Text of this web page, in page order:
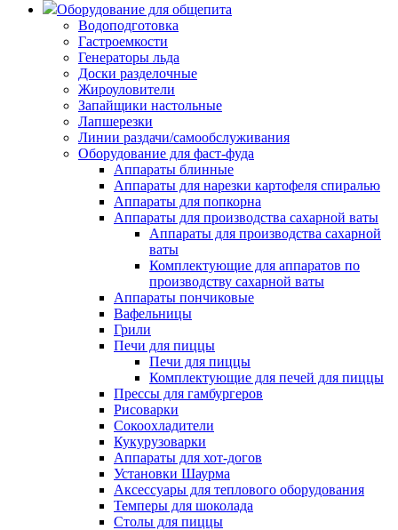
Оборудование для общепита
Водоподготовка
Гастроемкости
Генераторы льда
Доски разделочные
Жироуловители
Запайщики настольные
Лапшерезки
Линии раздачи/самообслуживания
Оборудование для фаст-фуда
Аппараты блинные
Аппараты для нарезки картофеля спиралью
Аппараты для попкорна
Аппараты для производства сахарной ваты
Аппараты для производства сахарной
ваты
Комплектующие для аппаратов по
производству сахарной ваты
Аппараты пончиковые
Вафельницы
Грили
Печи для пиццы
Печи для пиццы
Комплектующие для печей для пиццы
Прессы для гамбургеров
Рисоварки
Сокоохладители
Кукурузоварки
Аппараты для хот-догов
Установки Шаурма
Аксессуары для теплового оборудования
Темперы для шоколада
Столы для пиццы